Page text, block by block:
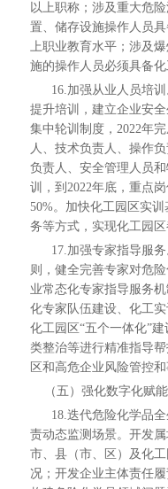
以上职称；涉及重大危
置、储存设施操作人员
上职业教育水平；涉及
施的操作人员必须具备化
16.加强从业人员培训
提升培训，建立企业安
集中轮训制度，2022年
人、技术负责人、操作
负责人、安全管理人员
训，到2022年底，重点
50%。加快化工园区实
务等方式，实现化工园区
17.加强专家指导服务
则，健全完善专家对危
业常态化专家指导服务
化专家队伍建设、化工
化工园区“五个一体化”
类整治等进行精准指导
区和高危企业风险管控和
（五）强化数字化赋能
18.迭代危险化学品全
责动态监测场景。开发
市、县（市、区）及化
况；开发企业主体责任